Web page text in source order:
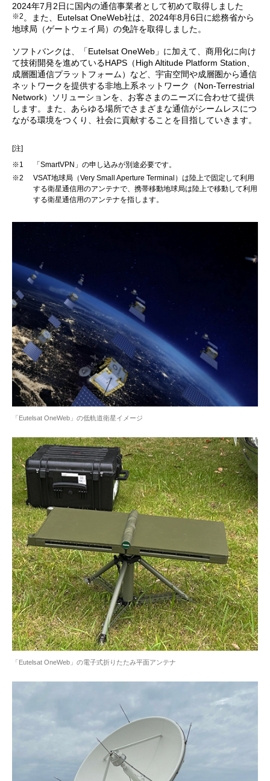
2024年7月2日に国内の通信事業者として初めて取得しました
※2 。また、Eutelsat OneWeb社は、2024年8月6日に総務省から
地球局（ゲートウェイ局）の免許を取得しました。
ソフトバンクは、「Eutelsat OneWeb」に加えて、商用化に向け
て技術開発を進めているHAPS（High Altitude Platform Station、
成層圏通信プラットフォーム）など、宇宙空間や成層圏から通信
ネットワークを提供する非地上系ネットワーク（Non-Terrestrial
Network）ソリューションを、お客さまのニーズに合わせて提供
します。また、あらゆる場所でさまざまな通信がシームレスにつ
ながる環境をつくり、社会に貢献することを目指していきます。
[注]
※1
「SmartVPN」の申し込みが別途必要です。
※2
VSAT地球局（Very Small Aperture Terminal）は陸上で固定して利用
する衛星通信用のアンテナで、携帯移動地球局は陸上で移動して利用
する衛星通信用のアンテナを指します。
「Eutelsat OneWeb」の低軌道衛星イメージ
「Eutelsat OneWeb」の電子式折りたたみ平面アンテナ